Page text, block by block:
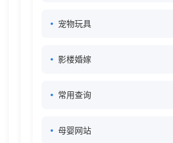
宠物玩具
影楼婚嫁
常用查询
母婴网站